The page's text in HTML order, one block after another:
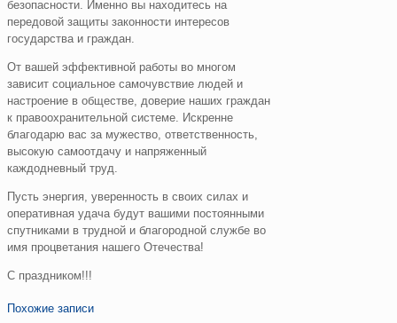
безопасности. Именно вы находитесь на
передовой защиты законности интересов
государства и граждан.
От вашей эффективной работы во многом
зависит социальное самочувствие людей и
настроение в обществе, доверие наших граждан
к правоохранительной системе. Искренне
благодарю вас за мужество, ответственность,
высокую самоотдачу и напряженный
каждодневный труд.
Пусть энергия, уверенность в своих силах и
оперативная удача будут вашими постоянными
спутниками в трудной и благородной службе во
имя процветания нашего Отечества!
С праздником!!!
Похожие записи